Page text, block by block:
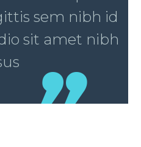
sem nibh id
sit amet nibh